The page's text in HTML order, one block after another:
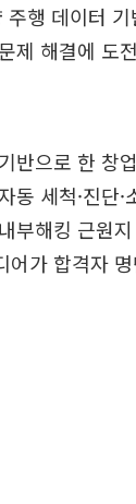
주행 데이터
제 해결에 도
반으로 한 창
동 세척·진단·
부해킹 근원
어가 합격자